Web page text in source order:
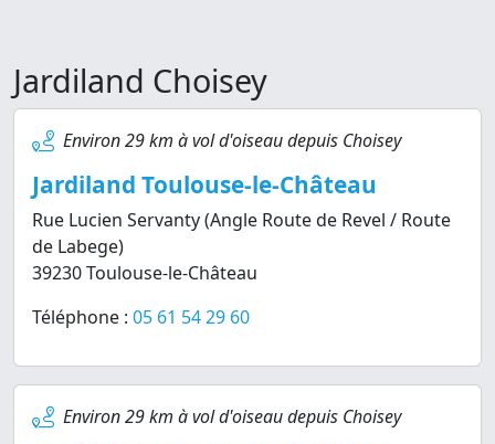
Jardiland Choisey
Environ 29 km à vol d'oiseau depuis Choisey
Jardiland Toulouse-le-Château
Rue Lucien Servanty (Angle Route de Revel / Route
de Labege)
39230 Toulouse-le-Château
Téléphone : 05 61 54 29 60
Environ 29 km à vol d'oiseau depuis Choisey